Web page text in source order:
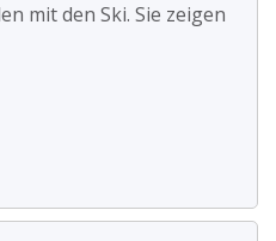
mit den Ski. Sie zeigen